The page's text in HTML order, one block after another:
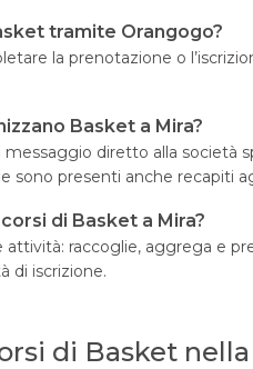
tramite Orangogo?
la prenotazione o
Basket a Mira?
diretto alla società
sono presenti anche recapiti
di Basket a Mira?
raccoglie, aggrega e
di iscrizione.
di Basket